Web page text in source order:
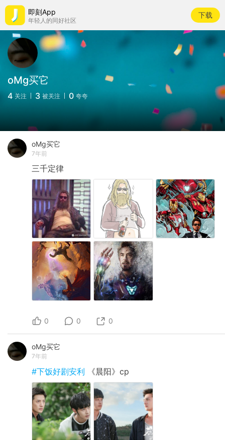
即刻App
年轻人的同好社区
下载
oMg买它
4 关注 3 被关注 0 夸夸
oMg买它
7年前
三千定律
0 0 0
oMg买它
7年前
#下饭好剧安利 《晨阳》cp